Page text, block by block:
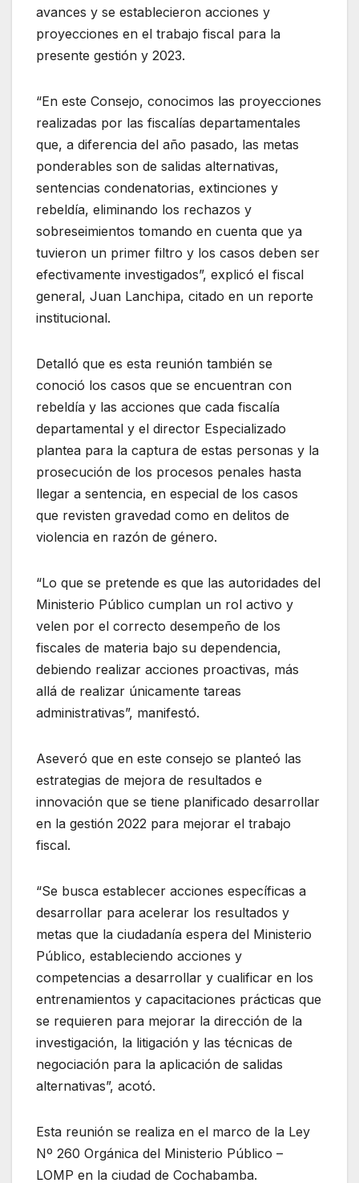
avances y se establecieron acciones y
proyecciones en el trabajo fiscal para la
presente gestión y 2023.
“En este Consejo, conocimos las proyecciones
realizadas por las fiscalías departamentales
que, a diferencia del año pasado, las metas
ponderables son de salidas alternativas,
sentencias condenatorias, extinciones y
rebeldía, eliminando los rechazos y
sobreseimientos tomando en cuenta que ya
tuvieron un primer filtro y los casos deben ser
efectivamente investigados”, explicó el fiscal
general, Juan Lanchipa, citado en un reporte
institucional.
Detalló que es esta reunión también se
conoció los casos que se encuentran con
rebeldía y las acciones que cada fiscalía
departamental y el director Especializado
plantea para la captura de estas personas y la
prosecución de los procesos penales hasta
llegar a sentencia, en especial de los casos
que revisten gravedad como en delitos de
violencia en razón de género.
“Lo que se pretende es que las autoridades del
Ministerio Público cumplan un rol activo y
velen por el correcto desempeño de los
fiscales de materia bajo su dependencia,
debiendo realizar acciones proactivas, más
allá de realizar únicamente tareas
administrativas”, manifestó.
Aseveró que en este consejo se planteó las
estrategias de mejora de resultados e
innovación que se tiene planificado desarrollar
en la gestión 2022 para mejorar el trabajo
fiscal.
“Se busca establecer acciones específicas a
desarrollar para acelerar los resultados y
metas que la ciudadanía espera del Ministerio
Público, estableciendo acciones y
competencias a desarrollar y cualificar en los
entrenamientos y capacitaciones prácticas que
se requieren para mejorar la dirección de la
investigación, la litigación y las técnicas de
negociación para la aplicación de salidas
alternativas”, acotó.
Esta reunión se realiza en el marco de la Ley
Nº 260 Orgánica del Ministerio Público –
LOMP en la ciudad de Cochabamba.